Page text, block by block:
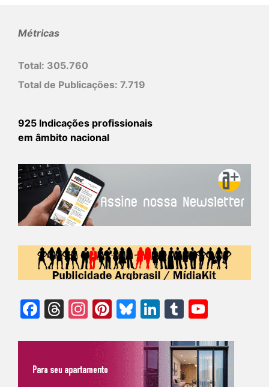
Métricas
Total: 305.760
Total de Publicações: 7.719
925 Indicações profissionais
em âmbito nacional
Facebook
Threads
Instagram
Pinterest
Bluesky
LinkedIn
Tumblr